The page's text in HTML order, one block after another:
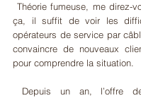
ça, il suffit de voir les
opérateurs de service par
convaincre de nouveaux
pour comprendre la situation.